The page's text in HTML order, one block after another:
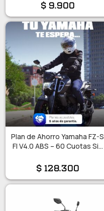
$9.900
Plan de Ahorro Yamaha FZ-S
FI V4.0 ABS – 60 Cuotas Sin
$128.300